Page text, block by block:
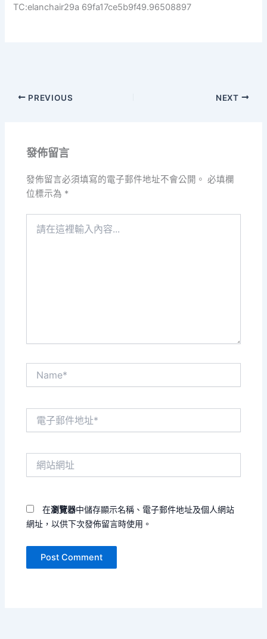
TC:elanchair29a 69fa17ce5b9f49.96508897
PREVIOUS NEXT
發佈留言
發佈留言必須填寫的電子郵件地址不會公開。 必填欄
位標示為 *
在瀏覽器中儲存顯示名稱、電子郵件地址及個人網站
網址，以供下次發佈留言時使用。